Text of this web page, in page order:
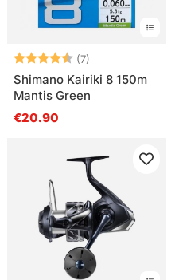
Arvio: (7)
Shimano Kairiki 8 150m
Mantis Green
€20.90